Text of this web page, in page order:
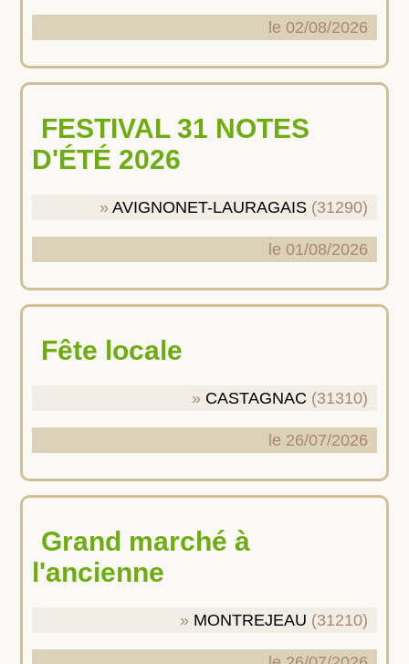
le 02/08/2026
FESTIVAL 31 NOTES
D'ÉTÉ 2026
AVIGNONET-LAURAGAIS (31290)
le 01/08/2026
Fête locale
CASTAGNAC (31310)
le 26/07/2026
Grand marché à
l'ancienne
MONTREJEAU (31210)